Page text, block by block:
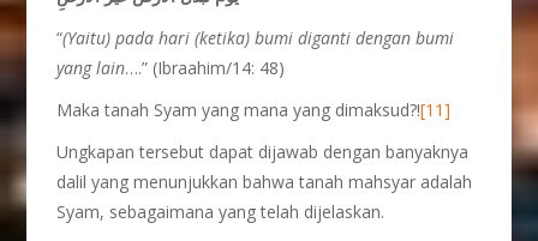
“(Yaitu) pada hari (ketika) bumi diganti dengan bumi
yang lain….” (Ibraahim/14: 48)
Maka tanah Syam yang mana yang dimaksud?![11]
Ungkapan tersebut dapat dijawab dengan banyaknya
dalil yang menunjukkan bahwa tanah mahsyar adalah
Syam, sebagaimana yang telah dijelaskan.